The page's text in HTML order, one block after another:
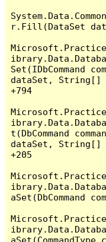
r.Fill(DataSet
Set(IDbCommand
dataSet, String[]
+794
t(DbCommand
dataSet, String[]
+205
aSet(DbCommand
aSet(CommandType